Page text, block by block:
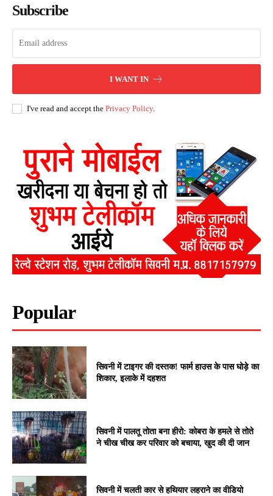
Subscribe
I WANT IN
I've read and accept the Privacy Policy.
Popular
सिवनी में टाइगर की दस्तक! फार्म हाउस के पास घोड़े का
शिकार, इलाके में दहशत
सिवनी में पालतू तोता बना हीरो: कोबरा के हमले से तोते
ने चीख चीख कर परिवार को बचाया, खुद की दी जान
सिवनी में चलती कार से हथियार लहराने का वीडियो